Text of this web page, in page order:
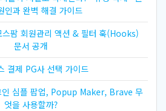
인과 완벽 해결 가이드
팜 회원관리 액션 & 필터 훅(Hooks)
문서 공개
결제 PG사 선택 가이드
인 심플 팝업, Popup Maker, Brave 무
엇을 사용할까?